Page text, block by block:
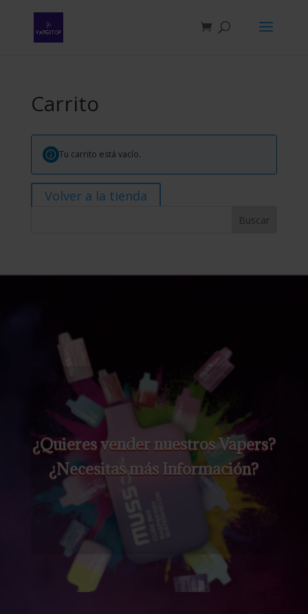
Búsqueda
productos
Carrito
Tu carrito está vacío.
Volver a la tienda
Buscar
¿Quieres vender nuestros Vapers?
¿Necesitas más Información?